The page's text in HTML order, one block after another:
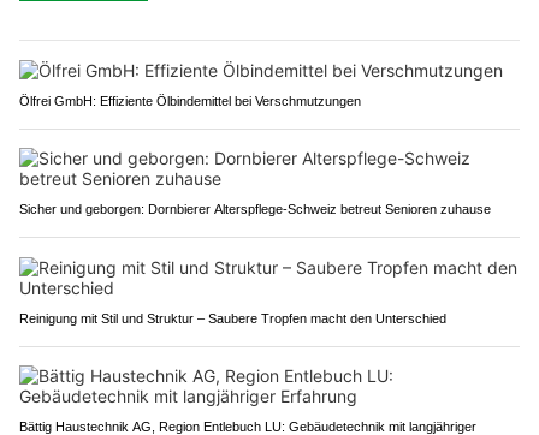
Ölfrei GmbH: Effiziente Ölbindemittel bei Verschmutzungen
Sicher und geborgen: Dornbierer Alterspflege-Schweiz betreut Senioren zuhause
Reinigung mit Stil und Struktur – Saubere Tropfen macht den Unterschied
Bättig Haustechnik AG, Region Entlebuch LU: Gebäudetechnik mit langjähriger